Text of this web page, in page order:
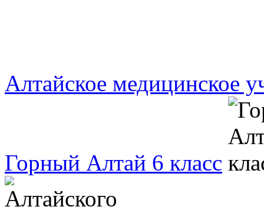
Алтайское медицинское
Горный Алтай 6 класс